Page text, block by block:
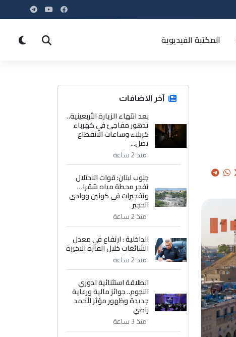
المكتبة الفيديوية
آخر الاضافات
بعد انتهاء الزيارة الأربعينية..
تدهور مفاجئ في كهرباء
كربلاء وساعات الانقطاع
تصل...
منذ 2 ساعة
جنوب لبنان: قوات الاحتلال
تفجر محطة مياه شقرا…
وتفجيرات في كونين ووادي
الحجير
منذ 2 ساعة
الداخلية : ارتفاع في معدل
الشائعات خلال الفترة الاخيرة
منذ 2 ساعة
انطلاقة استثنائية لدوري
النجوم.. جوائز مالية ورعاية
جديدة وظهور مؤثر لأحمد
راضي
منذ 3 ساعة